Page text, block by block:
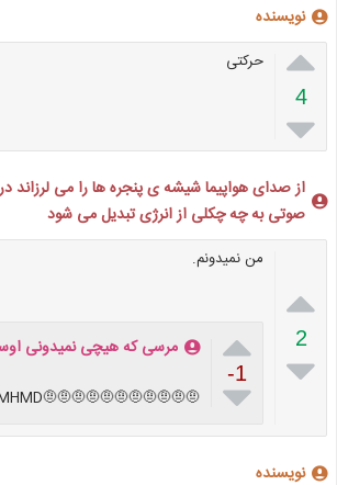
نویسنده

4

حرکتی
از صدای هواپیما شیشه ی پنجره ها را می لرزاند
صوتی به چه چکلی از انرژی تبدیل می شود

2

من نمیدونم.

-1

مرسی که هیچی نمیدونی
🤨🤨🤨🤨🤨🤨🤨🤨🤨🤨🤨MHMD
نویسنده